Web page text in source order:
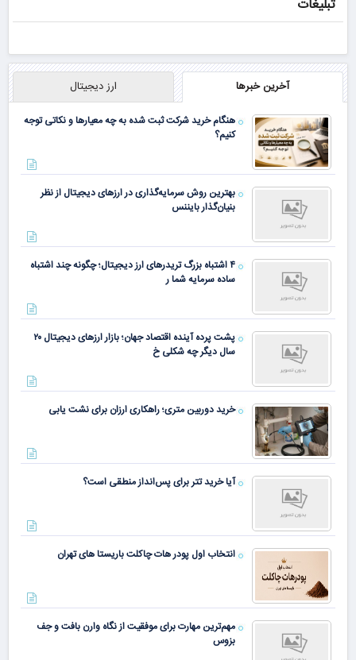
تبلیغات
آخرین خبرها ارز دیجیتال
هنگام خرید شرکت ثبت شده به چه معیارها و نکاتی توجه
کنیم؟
بهترین روش سرمایه‌گذاری در ارزهای دیجیتال از نظر
بنیان‌گذار بایننس
۴ اشتباه بزرگ تریدرهای ارز دیجیتال؛ چگونه چند اشتباه
ساده سرمایه شما ر
پشت پرده آینده اقتصاد جهان؛ بازار ارزهای دیجیتال ۲۰
سال دیگر چه شکلی خ
خرید دوربین متری؛ راهکاری ارزان برای نشت یابی
آیا خرید تتر برای پس‌انداز منطقی است؟
انتخاب اول پودر هات چاکلت باریستا های تهران
مهم‌ترین مهارت برای موفقیت از نگاه وارن بافت و جف
بزوس